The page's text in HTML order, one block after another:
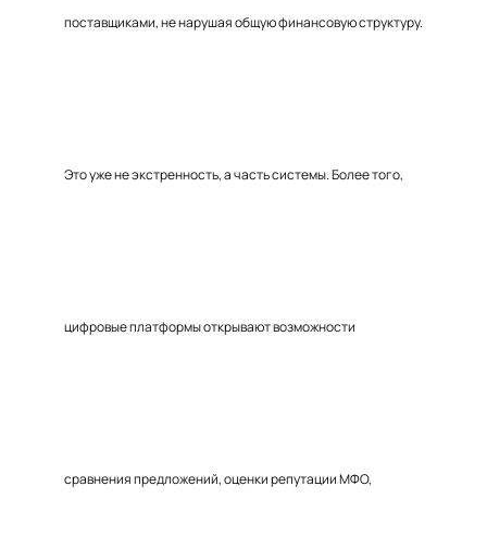
поставщиками, не нарушая общую финансовую структуру.
Это уже не экстренность, а часть системы. Более того,
цифровые платформы открывают возможности
сравнения предложений, оценки репутации МФО,